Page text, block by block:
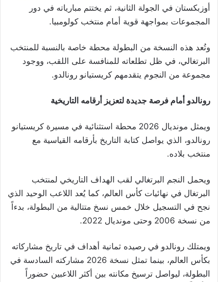
أوزبكستان في الجولة الثانية، ثم يختتم مبارياته في دور
المجموعات بمواجهة قوية أمام منتخب كولومبيا.
وتُعد هذه النسخة من البطولة محطة خاصة بالنسبة للمنتخب
البرتغالي، في ظل تطلعاته للمنافسة على اللقب، ووجود
مجموعة من النجوم يتقدمهم كريستيانو رونالدو.
رونالدو أمام فرصة جديدة لتعزيز أرقامه التاريخية
ويمثل مونديال 2026 محطة استثنائية في مسيرة كريستيانو
رونالدو، الذي يواصل كتابة التاريخ بأرقامه القياسية مع
منتخب بلاده.
ويحمل النجم البرتغالي لقب الهداف التاريخي لمنتخب
البرتغال في نهائيات كأس العالم، كما يُعد اللاعب الوحيد الذي
نجح في التسجيل خلال خمس نسخ متتالية من البطولة، بدءاً
من نسخة 2006 وحتى مونديال 2022.
ويمتلك رونالدو في رصيده ثمانية أهداف في تاريخ مشاركاته
بكأس العالم، بينما تمثل نسخة 2026 مشاركته السادسة في
البطولة، ليواصل ترسيخ مكانته بين أكثر اللاعبين حضوراً